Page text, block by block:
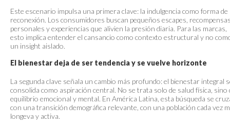
Este escenario impulsa una primera clave: la indulgencia como forma de
reconexión. Los consumidores buscan pequeños escapes,
personales y experiencias que alivien la presión diaria. Para las marcas,
esto implica entender el cansancio como contexto estructural y no
un insight aislado.
El bienestar deja de ser tendencia y se vuelve horizonte
La segunda clave señala un cambio más profundo: el bienestar integral
consolida como aspiración central. No se trata solo de salud física, sino
equilibrio emocional y mental. En América Latina, esta búsqueda se
con una transición demográfica relevante, con una población cada vez
longeva y activa.